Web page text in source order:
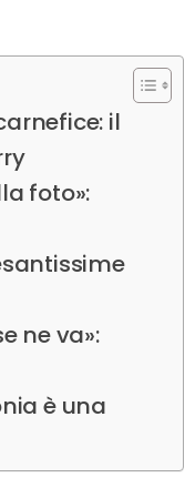
il
foto»:
ne va»:
è una